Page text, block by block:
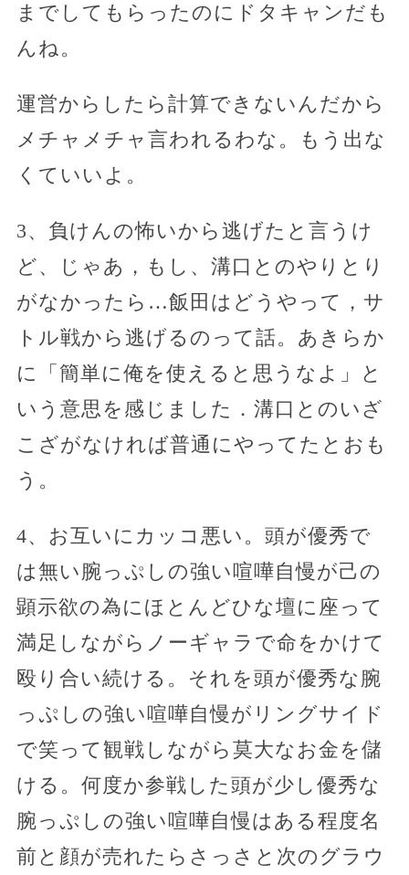
までしてもらったのにドタキャンだも
んね。
運営からしたら計算できないんだから
メチャメチャ言われるわな。もう出な
くていいよ。
3、負けんの怖いから逃げたと言うけ
ど、じゃあ，もし、溝口とのやりとり
がなかったら…飯田はどうやって，サ
トル戦から逃げるのって話。あきらか
に「簡単に俺を使えると思うなよ」と
いう意思を感じました．溝口とのいざ
こざがなければ普通にやってたとおも
う。
4、お互いにカッコ悪い。頭が優秀で
は無い腕っぷしの強い喧嘩自慢が己の
顕示欲の為にほとんどひな壇に座って
満足しながらノーギャラで命をかけて
殴り合い続ける。それを頭が優秀な腕
っぷしの強い喧嘩自慢がリングサイド
で笑って観戦しながら莫大なお金を儲
ける。何度か参戦した頭が少し優秀な
腕っぷしの強い喧嘩自慢はある程度名
前と顔が売れたらさっさと次のグラウ